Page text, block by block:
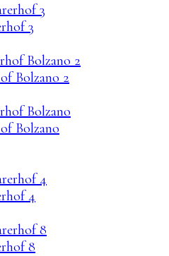
3
Bolzano 2
Bolzano
4
8